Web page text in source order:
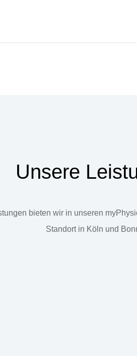
Unsere
bieten wir in unseren
Standort in Köln und